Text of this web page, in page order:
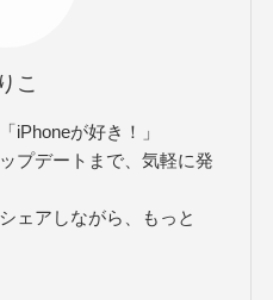
こ
iPhoneが好き！」
プデートまで、気軽に発
ェアしながら、もっと